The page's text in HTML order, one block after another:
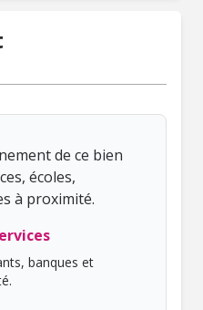
de ce bien
écoles,
à proximité.
banques et